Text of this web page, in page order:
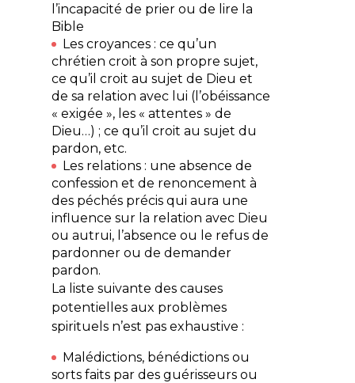
l’incapacité de prier ou de lire la
Bible
Lescroyances : ce qu’un
chrétien croit à son propre sujet,
ce qu’il croit au sujet de Dieu et
de sa relation avec lui (l’obéissance
« exigée », les « attentes » de
Dieu…) ; ce qu’il croit au sujet du
pardon, etc.
Les relations : une absence de
confession et de renoncement à
des péchés précis qui aura une
influence sur la relation avec Dieu
ou autrui, l’absence ou le refus de
pardonner ou de demander
pardon.
La liste suivante des causes
potentielles aux problèmes
spirituels n’est pas exhaustive :
Malédictions, bénédictions ou
sorts faits par des guérisseurs ou